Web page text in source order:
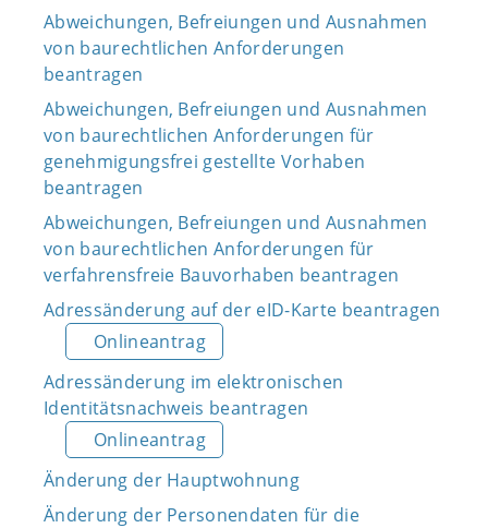
Abweichungen, Befreiungen und Ausnahmen
von baurechtlichen Anforderungen
beantragen
Abweichungen, Befreiungen und Ausnahmen
von baurechtlichen Anforderungen für
genehmigungsfrei gestellte Vorhaben
beantragen
Abweichungen, Befreiungen und Ausnahmen
von baurechtlichen Anforderungen für
verfahrensfreie Bauvorhaben beantragen
Adressänderung auf der eID-Karte beantragen
Onlineantrag
Adressänderung im elektronischen
Identitätsnachweis beantragen
Onlineantrag
Änderung der Hauptwohnung
Änderung der Personendaten für die